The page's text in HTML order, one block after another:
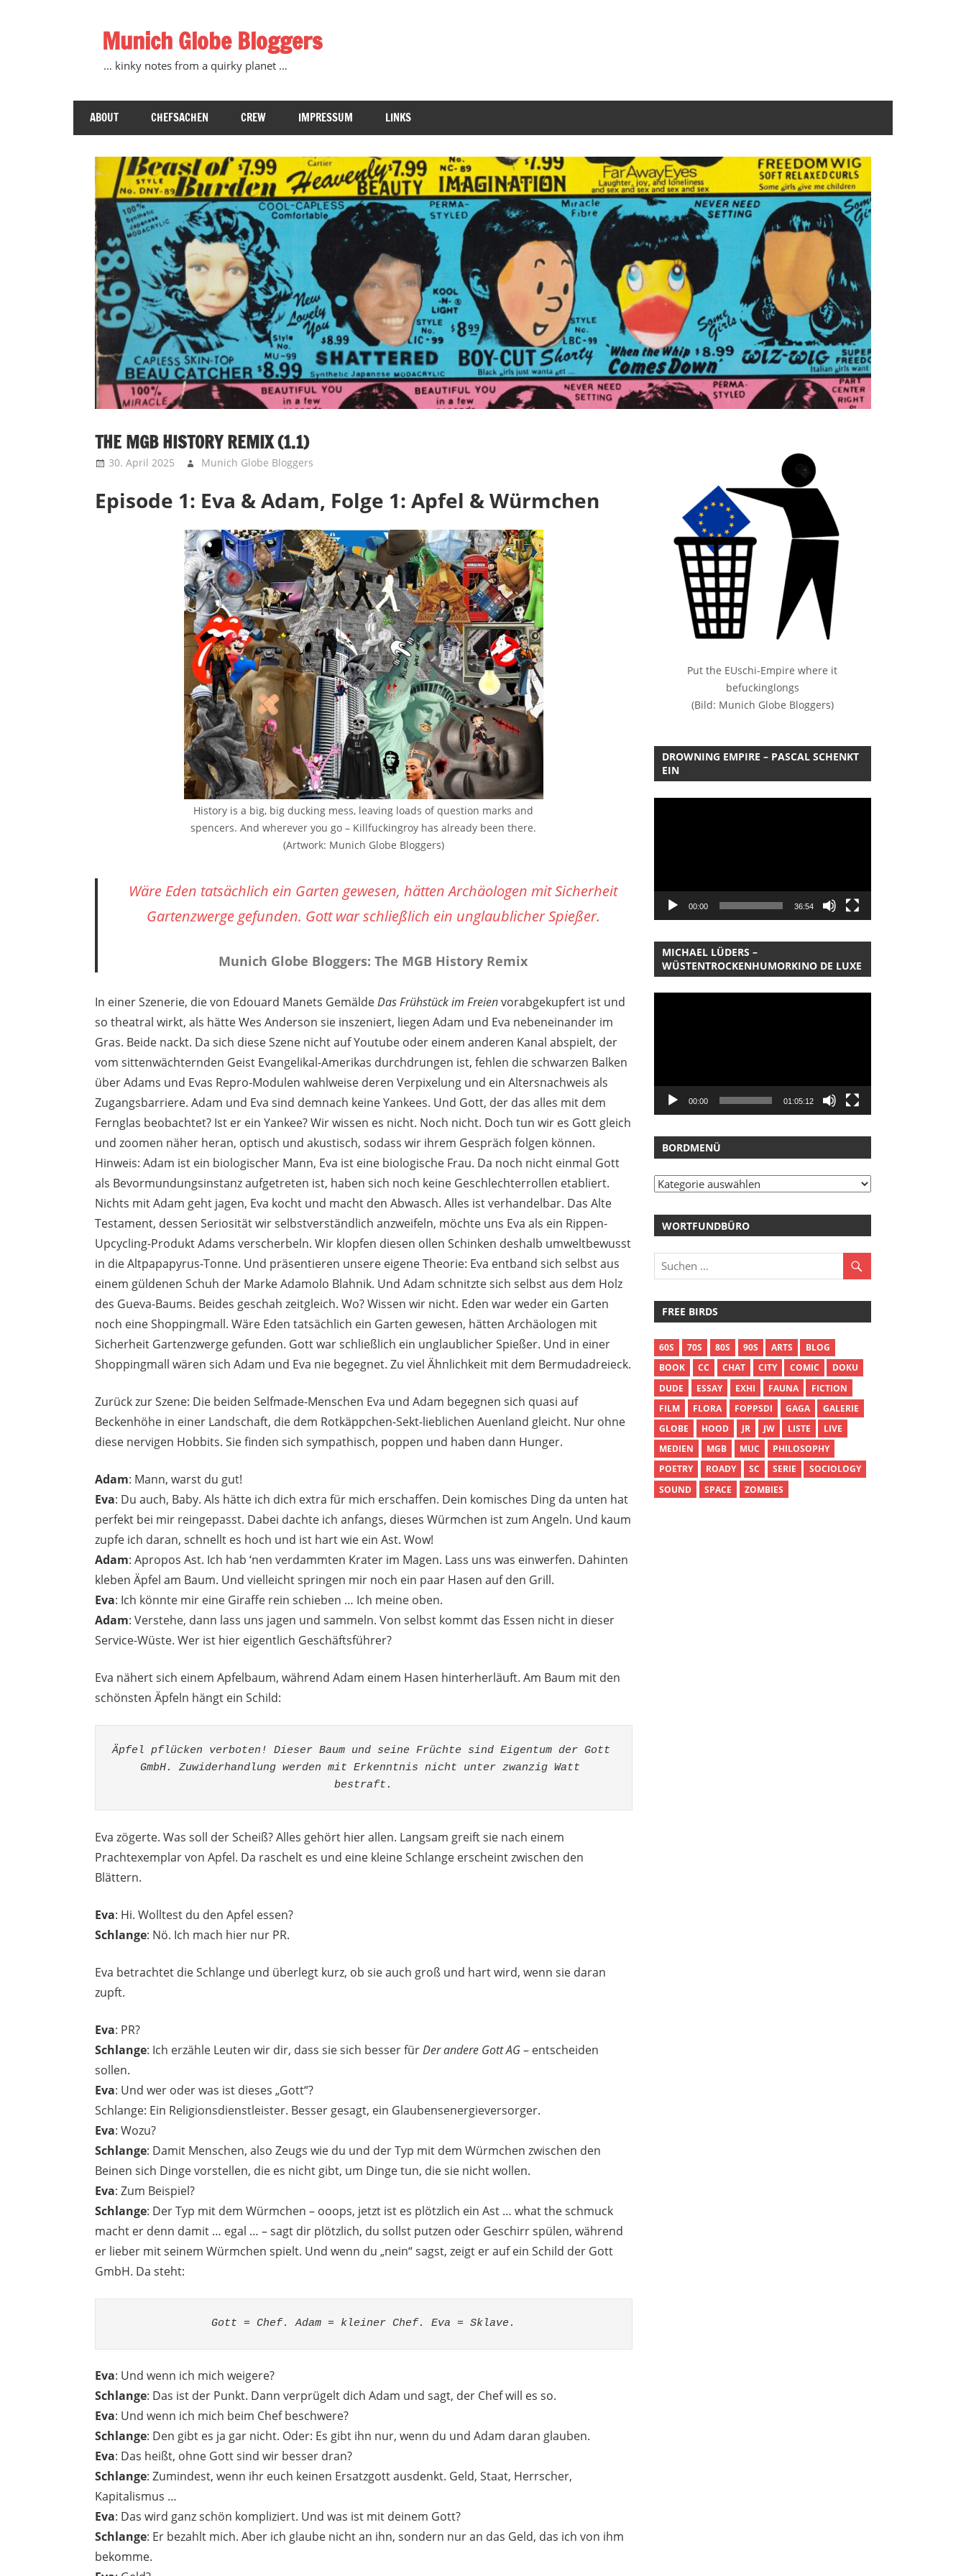
springenMunich Globe Bloggers
… kinky notes from a quirky planet …
ABOUT CHEFSACHEN CREW IMPRESSUM LINKS
THE MGB HISTORY REMIX (1.1)
30. April 2025 Munich Globe Bloggers
Episode 1: Eva & Adam, Folge 1: Apfel & Würmchen
History is a big, big ducking mess, leaving loads of question marks and
spencers. And wherever you go – Killfuckingroy has already been there.
(Artwork: Munich Globe Bloggers)
Wäre Eden tatsächlich ein Garten gewesen, hätten Archäologen mit Sicherheit
Gartenzwerge gefunden. Gott war schließlich ein unglaublicher Spießer.
Munich Globe Bloggers: The MGB History Remix
In einer Szenerie, die von Edouard Manets GemäldeDas Frühstück im Freienvorabgekupfert ist und
so theatral wirkt, als hätte Wes Anderson sie inszeniert, liegen Adam und Eva nebeneinander im
Gras. Beide nackt. Da sich diese Szene nicht auf Youtube oder einem anderen Kanal abspielt, der
vom sittenwächternden Geist Evangelikal-Amerikas durchdrungen ist, fehlen die schwarzen Balken
über Adams und Evas Repro-Modulen wahlweise deren Verpixelung und ein Altersnachweis als
Zugangsbarriere. Adam und Eva sind demnach keine Yankees. Und Gott, der das alles mit dem
Fernglas beobachtet? Ist er ein Yankee? Wir wissen es nicht. Noch nicht. Doch tun wir es Gott gleich
und zoomen näher heran, optisch und akustisch, sodass wir ihrem Gespräch folgen können.
Hinweis: Adam ist ein biologischer Mann, Eva ist eine biologische Frau. Da noch nicht einmal Gott
als Bevormundungsinstanz aufgetreten ist, haben sich noch keine Geschlechterrollen etabliert.
Nichts mit Adam geht jagen, Eva kocht und macht den Abwasch. Alles ist verhandelbar. Das Alte
Testament, dessen Seriosität wir selbstverständlich anzweifeln, möchte uns Eva als ein Rippen-
Upcycling-Produkt Adams verscherbeln. Wir klopfen diesen ollen Schinken deshalb umweltbewusst
in die Altpapapyrus-Tonne. Und präsentieren unsere eigene Theorie: Eva entband sich selbst aus
einem güldenen Schuh der Marke Adamolo Blahnik. Und Adam schnitzte sich selbst aus dem Holz
des Gueva-Baums. Beides geschah zeitgleich. Wo? Wissen wir nicht. Eden war weder ein Garten
noch eine Shoppingmall. Wäre Eden tatsächlich ein Garten gewesen, hätten Archäologen mit
Sicherheit Gartenzwerge gefunden. Gott war schließlich ein unglaublicher Spießer. Und in einer
Shoppingmall wären sich Adam und Eva nie begegnet. Zu viel Ähnlichkeit mit dem Bermudadreieck.
Zurück zur Szene: Die beiden Selfmade-Menschen Eva und Adam begegnen sich quasi auf
Beckenhöhe in einer Landschaft, die dem Rotkäppchen-Sekt-lieblichen Auenland gleicht. Nur ohne
diese nervigen Hobbits. Sie finden sich sympathisch, poppen und haben dann Hunger.
Adam: Mann, warst du gut!
Eva: Du auch, Baby. Als hätte ich dich extra für mich erschaffen. Dein komisches Ding da unten hat
perfekt bei mir reingepasst. Dabei dachte ich anfangs, dieses Würmchen ist zum Angeln. Und kaum
zupfe ich daran, schnellt es hoch und ist hart wie ein Ast. Wow!
Adam: Apropos Ast. Ich hab ‘nen verdammten Krater im Magen. Lass uns was einwerfen. Dahinten
kleben Äpfel am Baum. Und vielleicht springen mir noch ein paar Hasen auf den Grill.
Eva: Ich könnte mir eine Giraffe rein schieben … Ich meine oben.
Adam: Verstehe, dann lass uns jagen und sammeln. Von selbst kommt das Essen nicht in dieser
Service-Wüste. Wer ist hier eigentlich Geschäftsführer?
Eva nähert sich einem Apfelbaum, während Adam einem Hasen hinterherläuft. Am Baum mit den
schönsten Äpfeln hängt ein Schild:
Äpfel pflücken verboten! Dieser Baum und seine Früchte sind Eigentum der Gott
GmbH. Zuwiderhandlung werden mit Erkenntnis nicht unter zwanzig Watt
bestraft.
Eva zögerte. Was soll der Scheiß? Alles gehört hier allen. Langsam greift sie nach einem
Prachtexemplar von Apfel. Da raschelt es und eine kleine Schlange erscheint zwischen den
Blättern.
Eva: Hi. Wolltest du den Apfel essen?
Schlange: Nö. Ich mach hier nur PR.
Eva betrachtet die Schlange und überlegt kurz, ob sie auch groß und hart wird, wenn sie daran
zupft.
Eva: PR?
Schlange: Ich erzähle Leuten wir dir, dass sie sich besser fürDer andere Gott AG– entscheiden
sollen.
Eva: Und wer oder was ist dieses „Gott“?
Schlange: Ein Religionsdienstleister. Besser gesagt, ein Glaubensenergieversorger.
Eva: Wozu?
Schlange: Damit Menschen, also Zeugs wie du und der Typ mit dem Würmchen zwischen den
Beinen sich Dinge vorstellen, die es nicht gibt, um Dinge tun, die sie nicht wollen.
Eva: Zum Beispiel?
Schlange: Der Typ mit dem Würmchen – ooops, jetzt ist es plötzlich ein Ast … what the schmuck
macht er denn damit … egal … – sagt dir plötzlich, du sollst putzen oder Geschirr spülen, während
er lieber mit seinem Würmchen spielt. Und wenn du „nein“ sagst, zeigt er auf ein Schild der Gott
GmbH. Da steht:
Gott = Chef. Adam = kleiner Chef. Eva = Sklave.
Eva: Und wenn ich mich weigere?
Schlange: Das ist der Punkt. Dann verprügelt dich Adam und sagt, der Chef will es so.
Eva: Und wenn ich mich beim Chef beschwere?
Schlange: Den gibt es ja gar nicht. Oder: Es gibt ihn nur, wenn du und Adam daran glauben.
Eva: Das heißt, ohne Gott sind wir besser dran?
Schlange: Zumindest, wenn ihr euch keinen Ersatzgott ausdenkt. Geld, Staat, Herrscher,
Kapitalismus …
Eva: Das wird ganz schön kompliziert. Und was ist mit deinem Gott?
Schlange: Er bezahlt mich. Aber ich glaube nicht an ihn, sondern nur an das Geld, das ich von ihm
bekomme.
Put the EUschi-Empire where it
befuckinglongs
(Bild: Munich Globe Bloggers)
DROWNING EMPIRE – PASCAL SCHENKT
EIN
00:00 36:54
MICHAEL LÜDERS –
WÜSTENTROCKENHUMORKINO DE LUXE
00:00 01:05:12
BORDMENÜ
Bordmenü
WORTFUNDBÜRO
FREE BIRDS
60S 70S 80S 90S ARTS
BLOG
BOOK
CC CHAT CITY COMIC
DOKU
DUDE
ESSAY EXHI FAUNA
FICTION
FILM
FLORA FOPPSDI GAGA
GALERIE
GLOBE
HOOD JR JW LISTE
LIVE
MEDIEN
MGB MUC
PHILOSOPHY
POETRY
ROADY SC SERIE
SOCIOLOGY
SOUND
SPACE ZOMBIES